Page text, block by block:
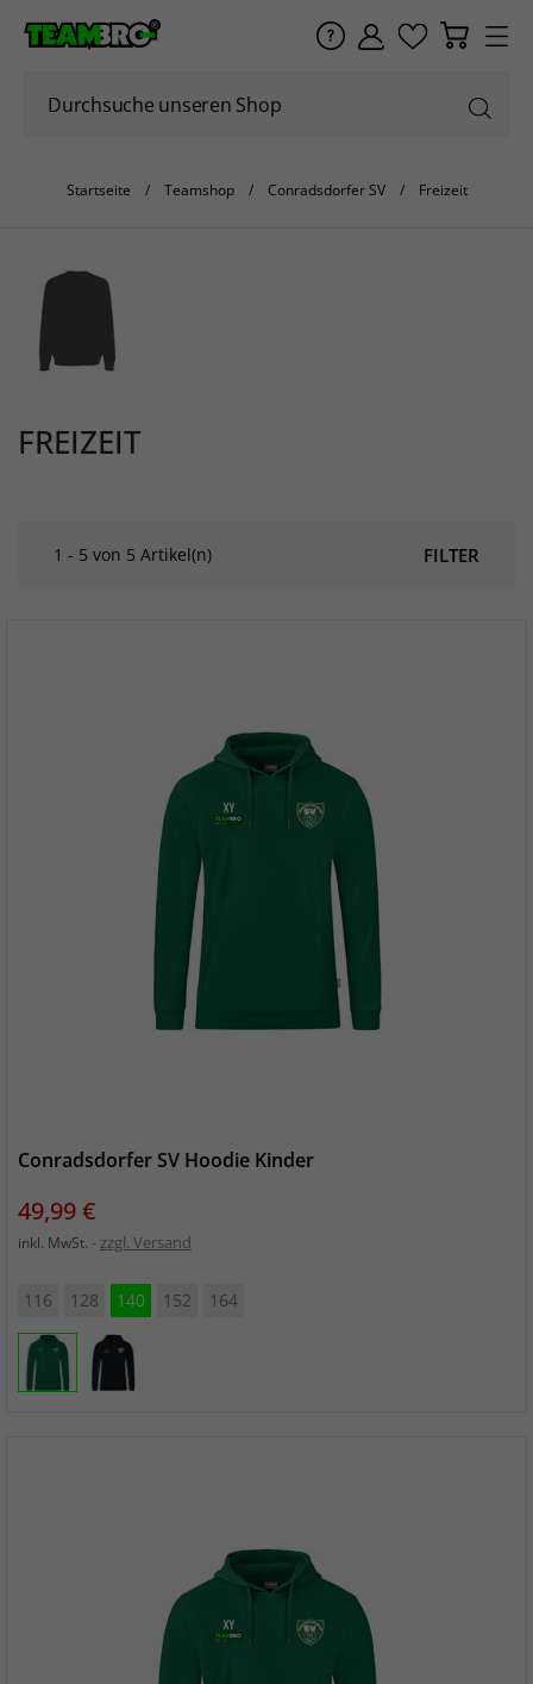
Startseite Teamshop Conradsdorfer SV Freizeit
FREIZEIT
FILTER
1 - 5 von 5 Artikel(n)
Conradsdorfer SV Hoodie Kinder
Preis
49,99 €
inkl. MwSt. zzgl. Versand
116 128 140 152 164